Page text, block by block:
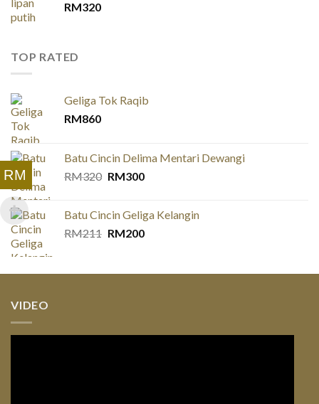
RM320
TOP RATED
Geliga Tok Raqib
RM860
Batu Cincin Delima Mentari Dewangi
RM320 Original
RM320.
RM300Current
RM300.
Batu Cincin Geliga Kelangin
RM211 Original
RM211.
RM200Current
RM200.
VIDEO
RM